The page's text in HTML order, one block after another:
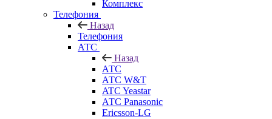
Комплекс
Телефония
Назад
Телефония
АТС
Назад
АТС
АТС W&T
ATC Yeastar
АТС Panasonic
Ericsson-LG